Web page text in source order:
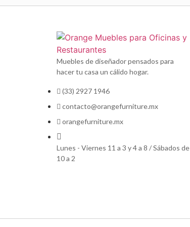
Muebles de diseñador pensados para
hacer tu casa un cálido hogar.
(33) 2927 1946
contacto@orangefurniture.mx
orangefurniture.mx
Lunes - Viernes 11 a 3 y 4 a 8 / Sábados de
10 a 2